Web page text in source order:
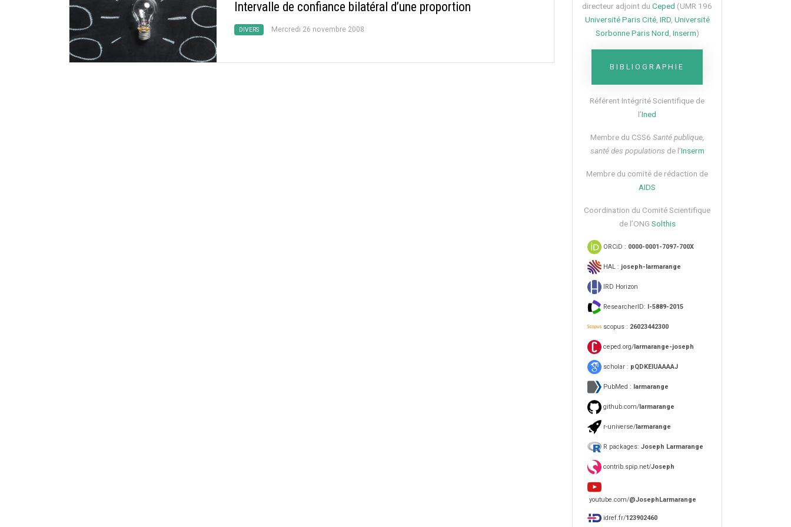
Intervalle de confiance bilatéral d’une proportion
DIVERS Mercredi 26 novembre 2008
directeur adjoint du Ceped (UMR 196
Université Paris Cité, IRD, Université
Sorbonne Paris Nord Inserm)
BIBLIOGRAPHIE
Référent Intégrité Scientifique de
l’Ined
Membre du CSS6​ Santé publique,
santé des populations de l’Inserm
Membre du comité de rédaction de
AIDS
Coordination du Comité Scientifique
de l’ONG Solthis
ORCiD : 0000-0001-7097-700X
HAL : joseph-larmarange
IRD Horizon
ResearcherID: I-5889-2015
scopus : 26023442300
ceped.org/larmarange-joseph
scholar : pQDKEIUAAAAJ
PubMed : larmarange
github.com/larmarange
r-universe/larmarange
R packages: Joseph Larmarange
contrib.spip.net/Joseph
youtube.com/@JosephLarmarange
idref.fr/123902460